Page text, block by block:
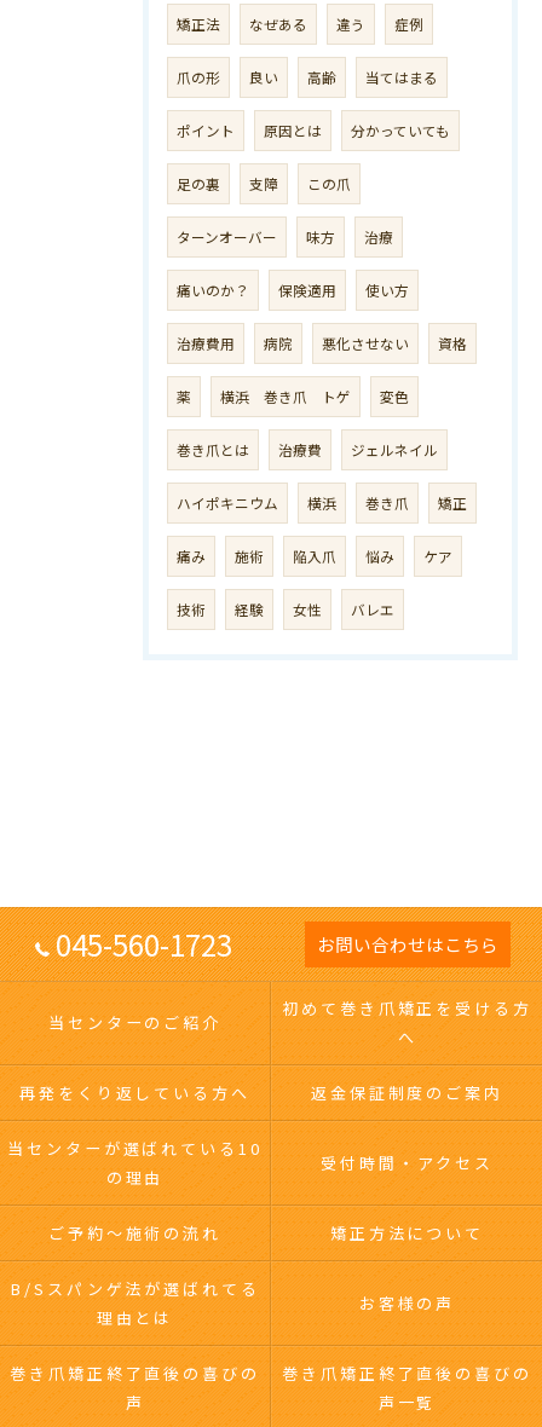
矯正法 なぜある 違う 症例
爪の形 良い 高齢 当てはまる
ポイント 原因とは 分かっていても
足の裏 支障 この爪
ターンオーバー 味方 治療
痛いのか？ 保険適用 使い方
治療費用 病院 悪化させない 資格
薬 横浜 巻き爪 トゲ 変色
巻き爪とは 治療費 ジェルネイル
ハイポキニウム 横浜 巻き爪 矯正
痛み 施術 陥入爪 悩み ケア
技術 経験 女性 バレエ
045-560-1723 お問い合わせはこちら
当センターのご紹介
初めて巻き爪矯正を受ける方
へ
再発をくり返している方へ 返金保証制度のご案内
当センターが選ばれている10
の理由
受付時間・アクセス
ご予約～施術の流れ 矯正方法について
B/Sスパンゲ法が選ばれてる
理由とは
お客様の声
巻き爪矯正終了直後の喜びの
声
巻き爪矯正終了直後の喜びの
声一覧